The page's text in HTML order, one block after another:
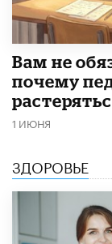
​Вам не
почему
1 ИЮНЯ
ЗДОРОВЬЕ